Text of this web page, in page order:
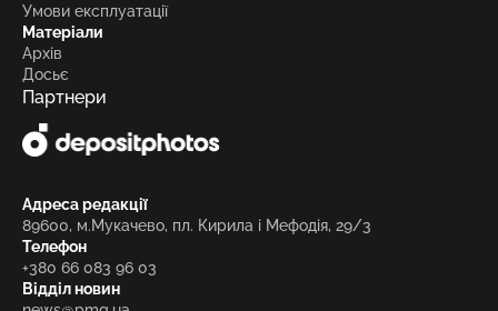
Умови експлуатації
Матеріали
Архів
Досьє
Партнери
Адреса редакції
89600, м.Мукачево, пл. Кирила і Мефодія, 29/3
Телефон
+380 66 083 96 03
Відділ новин